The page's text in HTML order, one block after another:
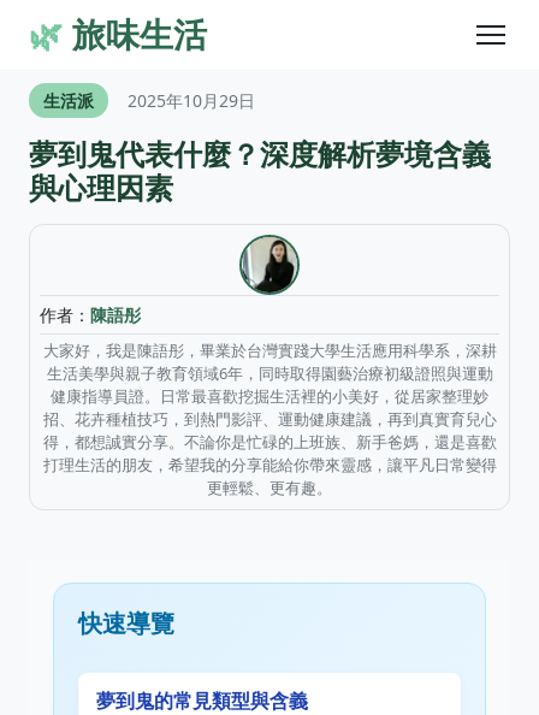
🌿旅味生活
生活派 2025年10月29日
夢到鬼代表什麼？深度解析夢境含義
與心理因素
作者： 陳語彤
大家好，我是陳語彤，畢業於台灣實踐大學生活應用科學系，深耕
生活美學與親子教育領域6年，同時取得園藝治療初級證照與運動
健康指導員證。日常最喜歡挖掘生活裡的小美好，從居家整理妙
招、花卉種植技巧，到熱門影評、運動健康建議，再到真實育兒心
得，都想誠實分享。不論你是忙碌的上班族、新手爸媽，還是喜歡
打理生活的朋友，希望我的分享能給你帶來靈感，讓平凡日常變得
更輕鬆、更有趣。
快速導覽
夢到鬼的常見類型與含義